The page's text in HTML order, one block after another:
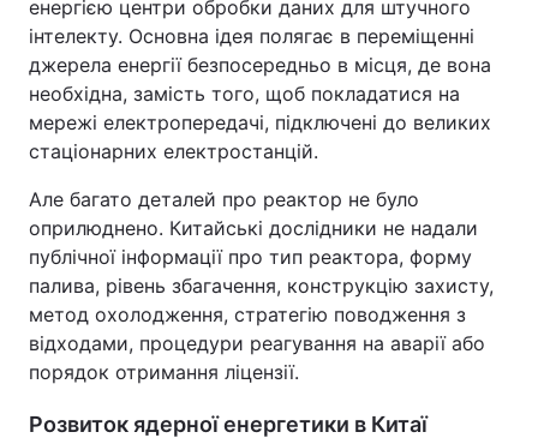
енергією центри обробки даних для штучного
інтелекту. Основна ідея полягає в переміщенні
джерела енергії безпосередньо в місця, де вона
необхідна, замість того, щоб покладатися на
мережі електропередачі, підключені до великих
стаціонарних електростанцій.
Але багато деталей про реактор не було
оприлюднено. Китайські дослідники не надали
публічної інформації про тип реактора, форму
палива, рівень збагачення, конструкцію захисту,
метод охолодження, стратегію поводження з
відходами, процедури реагування на аварії або
порядок отримання ліцензії.
Розвиток ядерної енергетики в Китаї